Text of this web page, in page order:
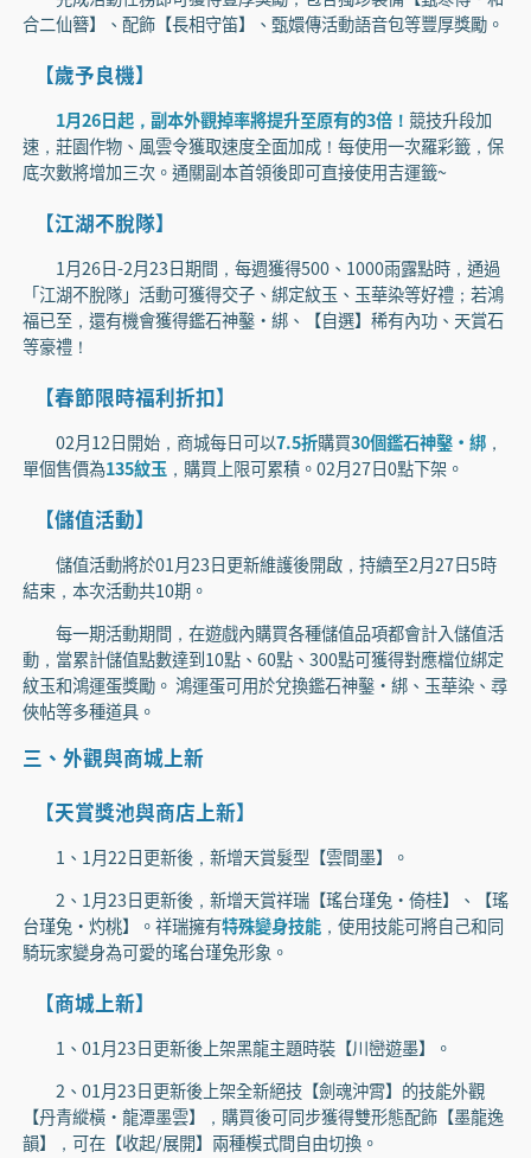
合二仙簪】、配飾【長相守笛】、甄嬛傳活動語音包等豐厚獎勵。
【歲予良機】
1月26日起，副本外觀掉率將提升至原有的3倍！ 競技升段加
速，莊園作物、風雲令獲取速度全面加成！每使用一次羅彩籤，保
底次數將增加三次。通關副本首領後即可直接使用吉運籤~
【江湖不脫隊】
1月26日-2月23日期間，每週獲得500、1000雨露點時，通過
「江湖不脫隊」活動可獲得交子、綁定紋玉、玉華染等好禮；若鴻
福已至，還有機會獲得鑑石神鑿·綁、【自選】稀有內功、天賞石
等豪禮！
【春節限時福利折扣】
02月12日開始，商城每日可以7.5折購買30個鑑石神鑿·綁，
單個售價為135紋玉 ，購買上限可累積。02月27日0點下架。
【儲值活動】
儲值活動將於01月23日更新維護後開啟，持續至2月27日5時
結束，本次活動共10期。
每一期活動期間，在遊戲內購買各種儲值品項都會計入儲值活
動，當累計儲值點數達到10點、60點、300點可獲得對應檔位綁定
紋玉和鴻運蛋獎勵。 鴻運蛋可用於兌換鑑石神鑿·綁、玉華染、尋
俠帖等多種道具。
三、外觀與商城上新
【天賞獎池與商店上新】
1、1月22日更新後，新增天賞髮型【雲間墨】。
2、1月23日更新後，新增天賞祥瑞【瑤台瑾兔·倚桂】、【瑤
台瑾兔·灼桃】。祥瑞擁有特殊變身技能，使用技能可將自己和同
騎玩家變身為可愛的瑤台瑾兔形象。
【商城上新】
1、01月23日更新後上架黑龍主題時裝【川巒遊墨】。
2、01月23日更新後上架全新絕技【劍魂沖霄】的技能外觀
【丹青縱橫·龍潭墨雲】，購買後可同步獲得雙形態配飾【墨龍逸
韻】，可在【收起/展開】兩種模式間自由切換。